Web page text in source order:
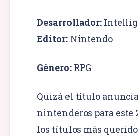
Desarrollador:
Editor: Nintendo
Género: RPG
Quizá el título
nintenderos para este
los títulos más